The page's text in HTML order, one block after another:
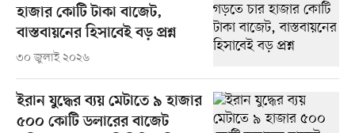
হাজার কোটি টাকা বাজেট,
বাস্তবায়নের হিসাবেই বড় প্রশ্ন
৩০ জুলাই ২০২৬
ইরান যুদ্ধের ব্যয় মেটাতে ৯ হাজার
৫০০ কোটি ডলারের বাজেট